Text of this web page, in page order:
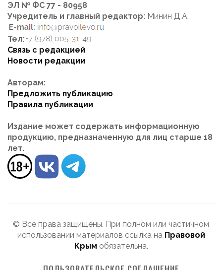
ЭЛ № ФС 77 - 80958
Учредитель и главный редактор: Минин Д.А.
Тел:
Связь с редакцией
Новости редакции
Авторам:
Предложить публикацию
Правила публикации
Издание может содержать информационную
продукцию, предназначенную для лиц старше 18
лет.
© Все права защищены. При полном или частичном
использовании материалов ссылка на Правовой
Крым обязательна.